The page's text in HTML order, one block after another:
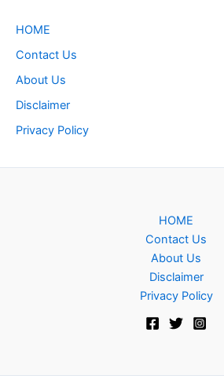
HOME
Contact Us
About Us
Disclaimer
Privacy Policy
HOME
Contact Us
About Us
Disclaimer
Privacy Policy